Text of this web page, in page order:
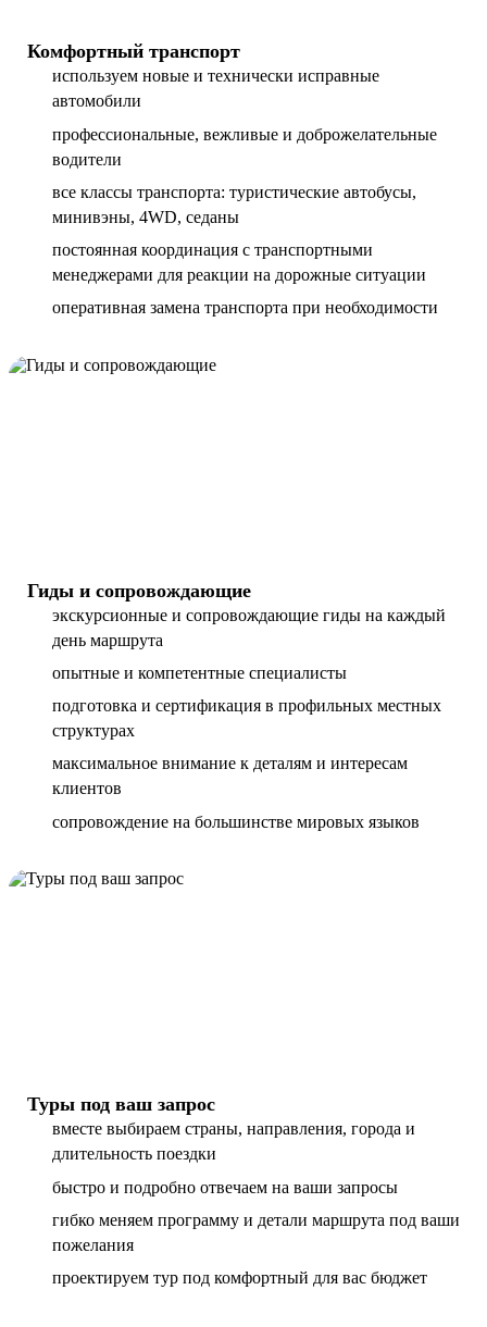
Комфортный транспорт
используем новые и технически исправные
автомобили
профессиональные, вежливые и доброжелательные
водители
все классы транспорта: туристические автобусы,
минивэны, 4WD, седаны
постоянная координация с транспортными
менеджерами для реакции на дорожные ситуации
оперативная замена транспорта при необходимости
Гиды и сопровождающие
экскурсионные и сопровождающие гиды на каждый
день маршрута
опытные и компетентные специалисты
подготовка и сертификация в профильных местных
структурах
максимальное внимание к деталям и интересам
клиентов
сопровождение на большинстве мировых языков
Туры под ваш запрос
вместе выбираем страны, направления, города и
длительность поездки
быстро и подробно отвечаем на ваши запросы
гибко меняем программу и детали маршрута под ваши
пожелания
проектируем тур под комфортный для вас бюджет